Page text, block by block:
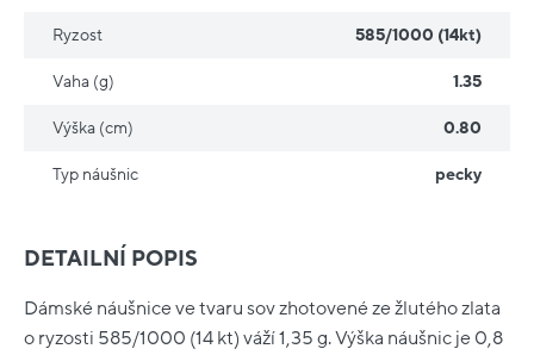
DETAILNÍ POPIS
Dámské náušnice ve tvaru sov zhotovené ze žlutého zlata
o ryzosti 585/1000 (14 kt) váží 1,35 g. Výška náušnic je 0,8
Ryzost 585/1000 (14kt)
Vaha (g) 1.35
Výška (cm) 0.80
Typ náušnic pecky